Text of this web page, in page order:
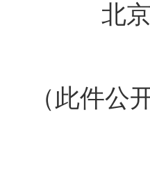
北
（此件公